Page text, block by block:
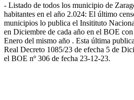
- Listado de todos los municipio de
habitantes en el año 2.024: El último
municipios lo publica el Insitituto
en Diciembre de cada año en el BOE
Enero del mismo año . Esta última
Real Decreto 1085/23 de efecha 5 de
el BOE nº 306 de fecha 23-12-23.